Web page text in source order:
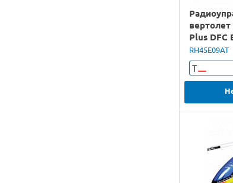
Plus DFC
RH45E09AT
Т